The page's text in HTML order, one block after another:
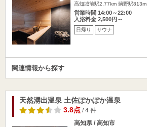
高知城前駅2.77km 薊野駅813m
営業時間 14:00～22:00
入浴料金 2,500円～
日帰り サウナ
関連情報から探す
天然湧出温泉 土佐ぽかぽか温泉
3.8点/ 4 件
高知県 / 高知市